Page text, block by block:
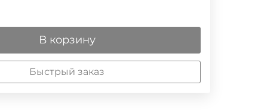
В корзину
Быстрый заказ